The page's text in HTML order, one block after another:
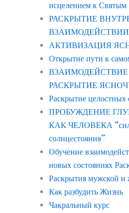
исцелением к Святым
РАСКРЫТИЕ
АКТИВИЗАЦИЯ
Открытие пути к
РАСКРЫТИЕ
Раскрытие целостных
ПРОБУЖДЕНИЕ
КАК ЧЕЛОВЕКА
солнцестояния”
Обучение
новых состояниях
Раскрытия мужской и
Как разбудить Жизнь
Чакральный курс